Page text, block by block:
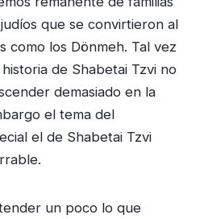
que se convirtieron al
como los Dönmeh. Tal vez
de Shabetai Tzvi no
demasiado en la
el tema del
el de Shabetai Tzvi
un poco lo que